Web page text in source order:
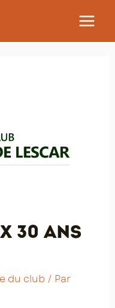
MAIN
30 ans
du club/ Par